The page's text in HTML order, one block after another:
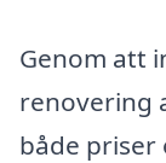
Genom att
renovering
både priser